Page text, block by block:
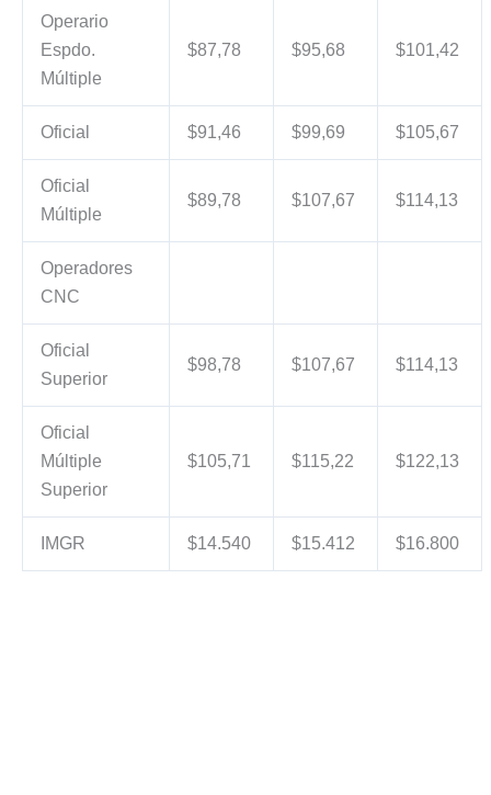
Operario
Espdo.
Múltiple
$87,78 $95,68 $101,42
Oficial $91,46 $99,69 $105,67
Oficial
Múltiple
$89,78 $107,67 $114,13
Operadores
CNC
Oficial
Superior
$98,78 $107,67 $114,13
Oficial
Múltiple
Superior
$105,71 $115,22 $122,13
IMGR $14.540 $15.412 $16.800